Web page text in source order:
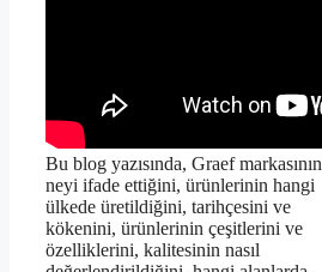
Bu blog yazısında, Graef markasının
neyi ifade ettiğini, ürünlerinin hangi
ülkede üretildiğini, tarihçesini ve
kökenini, ürünlerinin çeşitlerini ve
özelliklerini, kalitesinin nasıl